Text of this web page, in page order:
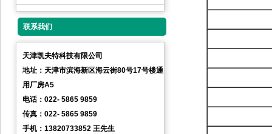
联系我们
天津凯夫特科技有限公司
地址：天津市滨海新区海云街80号17号楼通
用厂房A5
电话：022- 5865 9859
传真：022- 5865 9859
手机：13820733852 王先生